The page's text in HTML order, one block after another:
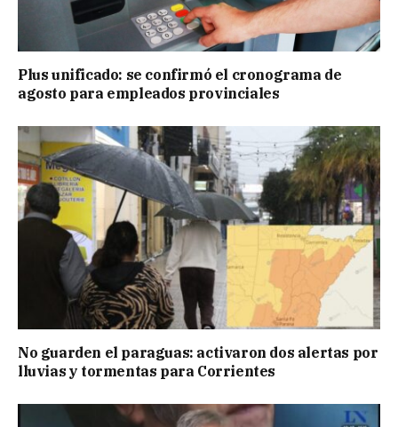
Plus unificado: se confirmó el cronograma de
agosto para empleados provinciales
No guarden el paraguas: activaron dos alertas por
lluvias y tormentas para Corrientes